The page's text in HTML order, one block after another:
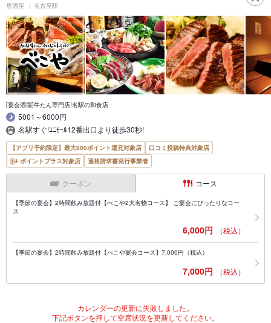
居酒屋 名古屋駅
[宴会酒場]牛たん専門店!名駅の和食店
5001～6000円
名駅すぐ!ﾕﾆﾓｰﾙ12番出口より徒歩30秒!
【アプリ予約限定】最大800ポイント還元対象店
口コミ投稿特典対象店
ポイントプラス対象店
適格請求書発行事業者
クーポン コース
【季節の宴会】2時間飲み放題付【べこや2大名物コース】 ご宴会にぴったりなコー
ス
6,000円 （税込）
【季節の宴会】2時間飲み放題付【べこや宴会コース】7,000円（税込）
7,000円 （税込）
カレンダーの更新に失敗しました。
下記ボタンを押して空席状況を更新してください。